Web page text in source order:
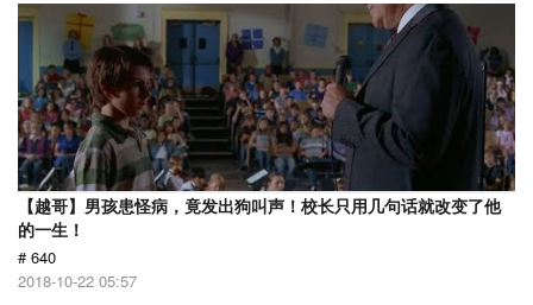
【越哥】男孩患怪病，竟发出狗叫声！校长只用几句话就改变了他
的一生！
# 640
2018-10-22 05:57